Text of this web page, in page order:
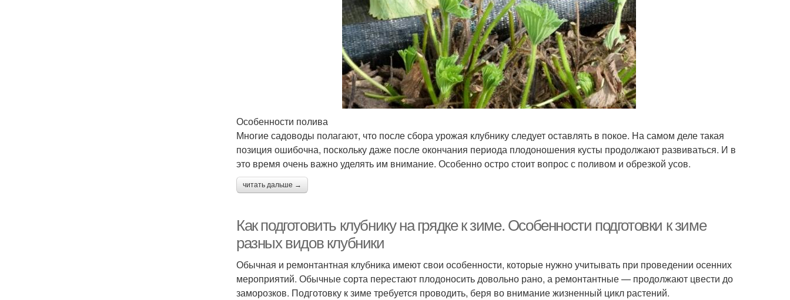
Особенности полива
Многие садоводы полагают, что после сбора урожая клубнику следует оставлять в покое. На самом деле такая
позиция ошибочна, поскольку даже после окончания периода плодоношения кусты продолжают развиваться. И в
это время очень важно уделять им внимание. Особенно остро стоит вопрос с поливом и обрезкой усов.
читать дальше →
Как подготовить клубнику на грядке к зиме. Особенности подготовки к зиме
разных видов клубники
Обычная и ремонтантная клубника имеют свои особенности, которые нужно учитывать при проведении осенних
мероприятий. Обычные сорта перестают плодоносить довольно рано, а ремонтантные — продолжают цвести до
заморозков. Подготовку к зиме требуется проводить, беря во внимание жизненный цикл растений.